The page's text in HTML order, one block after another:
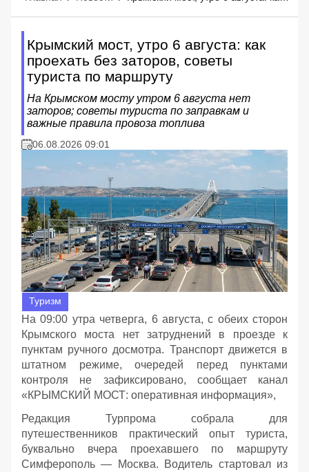
Крымский мост, утро 6 августа: как
проехать без заторов, советы
туриста по маршруту
На Крымском мосту утром 6 августа нет
заторов; советы туриста по заправкам и
важные правила провоза топлива
06.08.2026 09:01
Туризм
На 09:00 утра четверга, 6 августа, с обеих сторон
Крымского моста нет затруднений в проезде к
пунктам ручного досмотра. Транспорт движется в
штатном режиме, очередей перед пунктами
контроля не зафиксировано, сообщает канал
«КРЫМСКИЙ МОСТ: оперативная информация»,
Редакция Турпрома собрала для
путешественников практический опыт туриста,
буквально вчера проехавшего по маршруту
Симферополь — Москва. Водитель стартовал из